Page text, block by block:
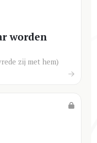
worden
zij met hem)